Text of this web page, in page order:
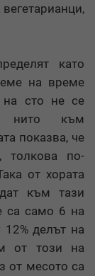
като
на време
на сто не се
нито към
показва, че
толкова по-
от хората
към тази
са само 6 на
делът на
от този на
от месото са